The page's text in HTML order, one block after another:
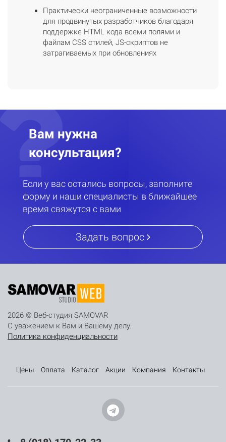
Практически неограниченные возможности
для продвинутых разработчиков благодаря
поддержке HTML кода всеми полями и
файлам CSS стилей, JS-скриптов не
затрагиваемых при обновлениях
Вам нужна
консультация?
Если у вас остались вопросы, заполните
форму и наши специалисты в ближайшее
время свяжутся с вами
Задать вопрос
2026 © Веб-студия SAMOVAR
С уважением к Вам и Вашему делу.
Политика конфиденциальности
Цены Оплата Каталог Акции Компания Контакты